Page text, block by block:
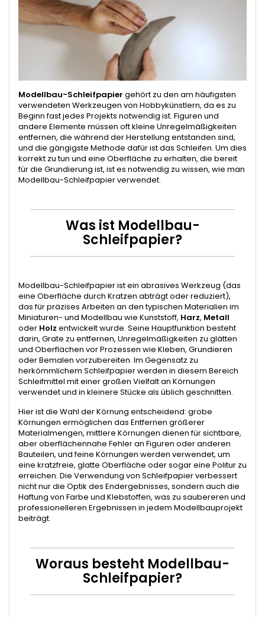
Modellbau-Schleifpapier gehört zu den am häufigsten
verwendeten Werkzeugen von Hobbykünstlern, da es zu
Beginn fast jedes Projekts notwendig ist. Figuren und
andere Elemente müssen oft kleine Unregelmäßigkeiten
entfernen, die während der Herstellung entstanden sind,
und die gängigste Methode dafür ist das Schleifen. Um dies
korrekt zu tun und eine Oberfläche zu erhalten, die bereit
für die Grundierung ist, ist es notwendig zu wissen, wie man
Modellbau-Schleifpapier verwendet.
Was ist Modellbau-
Schleifpapier?
Modellbau-Schleifpapier ist ein abrasives Werkzeug (das
eine Oberfläche durch Kratzen abträgt oder reduziert),
das für präzises Arbeiten an den typischen Materialien im
Miniaturen- und Modellbau wie Kunststoff, Harz, Metall
oder Holz entwickelt wurde. Seine Hauptfunktion besteht
darin, Grate zu entfernen, Unregelmäßigkeiten zu glätten
und Oberflächen vor Prozessen wie Kleben, Grundieren
oder Bemalen vorzubereiten. Im Gegensatz zu
herkömmlichem Schleifpapier werden in diesem Bereich
Schleifmittel mit einer großen Vielfalt an Körnungen
verwendet und in kleinere Stücke als üblich geschnitten.
Hier ist die Wahl der Körnung entscheidend: grobe
Körnungen ermöglichen das Entfernen größerer
Materialmengen, mittlere Körnungen dienen für sichtbare,
aber oberflächennahe Fehler an Figuren oder anderen
Bauteilen, und feine Körnungen werden verwendet, um
eine kratzfreie, glatte Oberfläche oder sogar eine Politur zu
erreichen. Die Verwendung von Schleifpapier verbessert
nicht nur die Optik des Endergebnisses, sondern auch die
Haftung von Farbe und Klebstoffen, was zu saubereren und
professionelleren Ergebnissen in jedem Modellbauprojekt
beiträgt.
Woraus besteht Modellbau-
Schleifpapier?